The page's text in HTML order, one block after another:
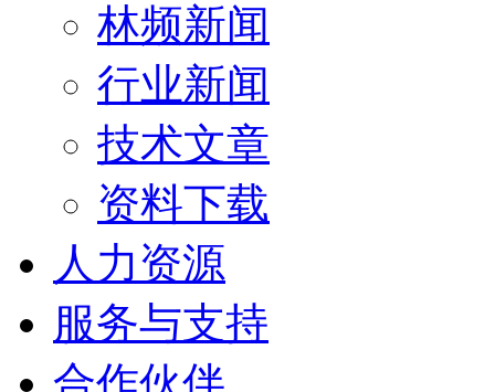
林频新闻
行业新闻
技术文章
资料下载
人力资源
服务与支持